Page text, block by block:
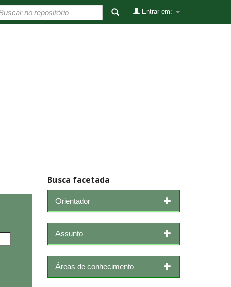
Entrar em:
Busca facetada
Orientador
Assunto
Áreas de conhecimento